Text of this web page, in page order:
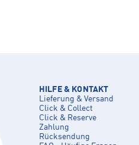
HILFE & KONTAKT
Lieferung & Versand
Click & Collect
Click & Reserve
Zahlung
Rücksendung